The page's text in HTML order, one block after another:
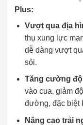
Plus:
Vượt qua địa
thụ xung lực
dễ dàng vượt
sỏi.
Tăng cường
vào cua, giảm
đường, đặc biệt
Nâng cao trải